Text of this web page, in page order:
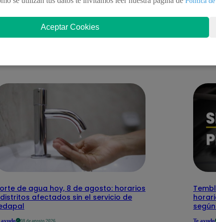
de agua hoy, 8 de agosto: horarios
afectados sin el servicio de
ayudo Te ayudo
Aceptar Cookies